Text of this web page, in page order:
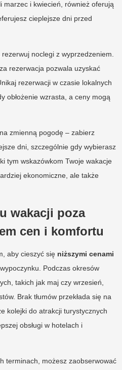
marzec i kwiecień, również oferują
cieplejsze dni przed
noclegi z wyprzedzeniem.
rezerwacja pozwala uzyskać
rezerwacji w czasie lokalnych
obłożenie wzrasta, a ceny mogą
zmienną pogodę – zabierz
dni, szczególnie gdy wybierasz
tym wskazówkom Twoje wakacje
ekonomiczne, ale także
wakacji poza
cen i komfortu
aby cieszyć się niższymi cenami
wypoczynku. Podczas okresów
takich jak maj czy wrzesień,
Brak tłumów przekłada się na
kolejki do atrakcji turystycznych
obsługi w hotelach i
terminach, możesz zaobserwować